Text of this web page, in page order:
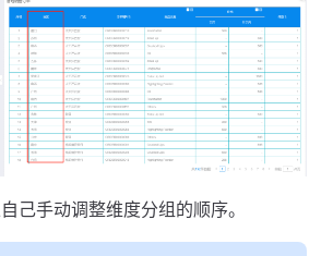
己手动调整维度分组的顺序。